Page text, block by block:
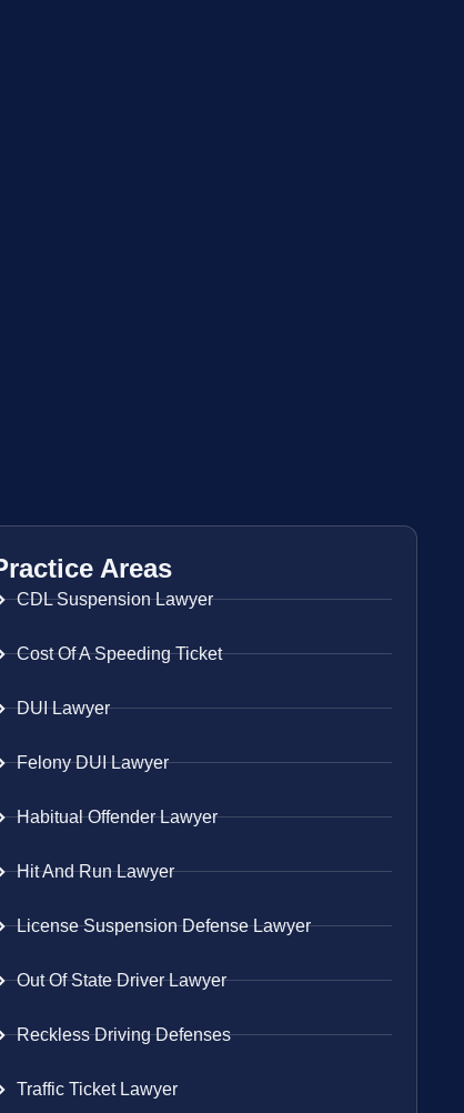
Areas
CDL Suspension Lawyer
Cost Of A Speeding Ticket
DUI Lawyer
Felony DUI Lawyer
Habitual Offender Lawyer
Hit And Run Lawyer
License Suspension Defense Lawyer
Out Of State Driver Lawyer
Reckless Driving Defenses
Traffic Ticket Lawyer